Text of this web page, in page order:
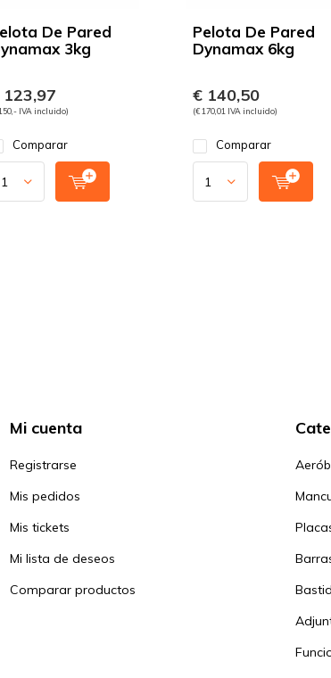
De Pared
3kg
IVA incluido)
Comparar
Pelota De Pared
Dynamax 6kg
€ 140,50
(€ 170,01 IVA incluido)
Comparar
Mi cuenta
Registrarse
Mis pedidos
Mis tickets
Mi lista de deseos
Comparar productos